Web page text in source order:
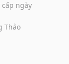
cấp ngày
Thảo